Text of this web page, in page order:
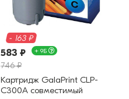
- 163 ₽
583 ₽ + 9Б
746 ₽
Картридж GalaPrint CLP-
C300A совместимый